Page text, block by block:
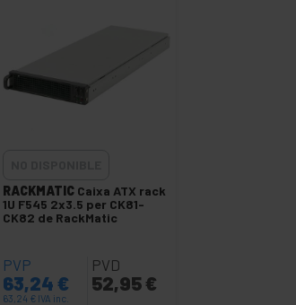
RACKMATIC Caixa ATX rack
1U F545 2x3.5 per CK81-
CK82 de RackMatic
PVP
63,24 €
63,24 € IVA inc.
PVD
52,95 €